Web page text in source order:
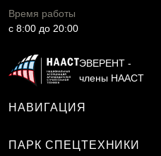
Время работы
c 8:00 до 20:00
ЭВЕРЕНТ -
члены НААСТ
НАВИГАЦИЯ
ПАРК СПЕЦТЕХНИКИ